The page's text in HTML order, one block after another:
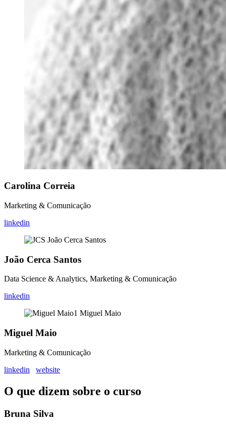
Carolina Correia
Marketing & Comunicação
linkedin
João Cerca Santos
Data Science & Analytics, Marketing & Comunicação
linkedin
Miguel Maio
Marketing & Comunicação
linkedin
website
O que dizem sobre o curso
Bruna Silva